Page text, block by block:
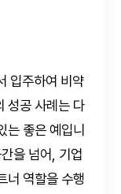
입주하여 비약
성공 사례는 다
는 좋은 예입니
을 넘어, 기업
너 역할을 수행